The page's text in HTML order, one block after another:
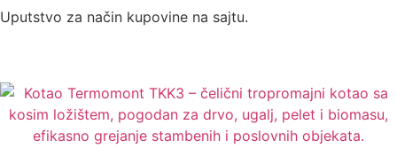
Uputstvo za način kupovine na sajtu.